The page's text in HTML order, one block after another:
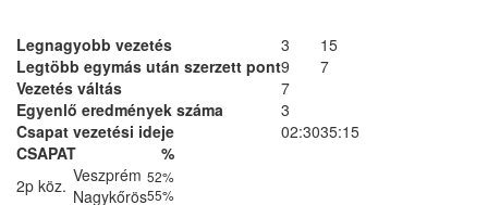
Legnagyobb vezetés 3
15
Legtöbb egymás után szerzett pont9
7
Vezetés váltás
7
Egyenlő eredmények száma
3
Csapat vezetési ideje
02:3035:15
CSAPAT
%
2p köz. Veszprém
Nagykőrös
52%
55%